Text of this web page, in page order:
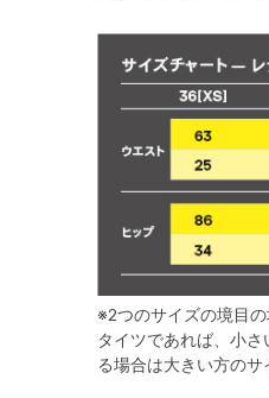
※2つのサイズの境目
タイツであれば、小
る場合は大きい方の